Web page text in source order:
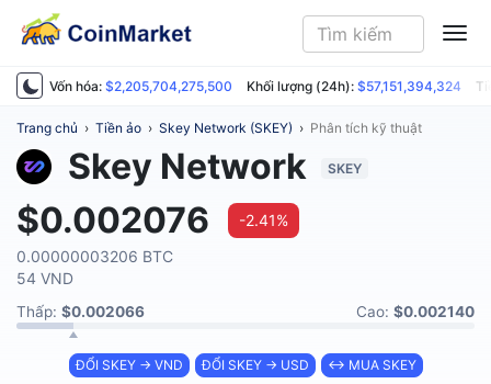
Vốn hóa: $2,205,704,275,500 Khối lượng (24h): $57,151,394,324
Trang chủ › Tiền ảo › Skey Network (SKEY) › Phân tích kỹ thuật
Skey Network SKEY
$0.002076
-2.41%
0.00000003206 BTC
54 VND
Thấp: $0.002066 Cao: $0.002140
ĐỔI SKEY → VND ĐỔI SKEY → USD ↔ MUA SKEY